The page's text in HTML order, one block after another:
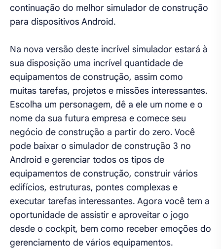
continuação do melhor simulador de construção
para dispositivos Android.
Na nova versão deste incrível simulador estará à
sua disposição uma incrível quantidade de
equipamentos de construção, assim como
muitas tarefas, projetos e missões interessantes.
Escolha um personagem, dê a ele um nome e o
nome da sua futura empresa e comece seu
negócio de construção a partir do zero. Você
pode baixar o simulador de construção 3 no
Android e gerenciar todos os tipos de
equipamentos de construção, construir vários
edifícios, estruturas, pontes complexas e
executar tarefas interessantes. Agora você tem a
oportunidade de assistir e aproveitar o jogo
desde o cockpit, bem como receber emoções do
gerenciamento de vários equipamentos.